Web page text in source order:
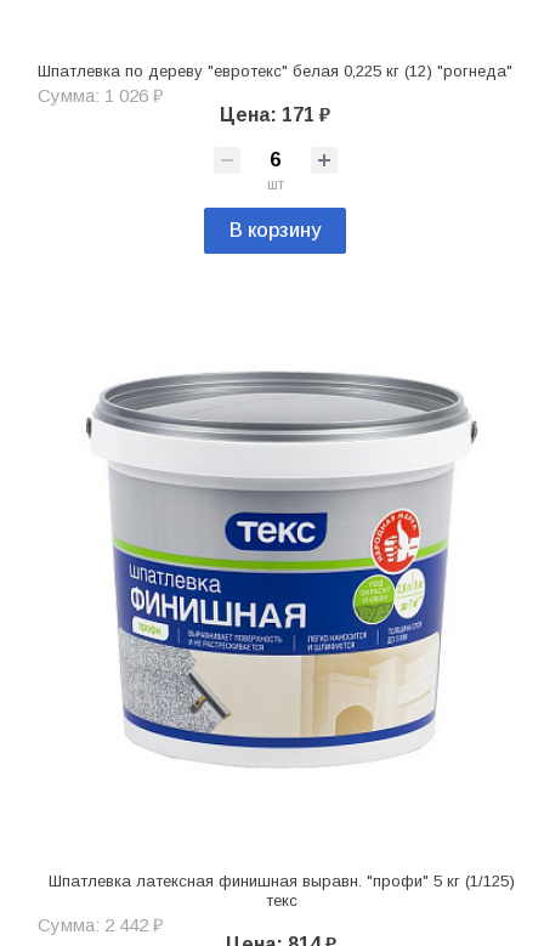
Шпатлевка по дереву "евротекс" белая 0,225 кг (12) "рогнеда"
Сумма: 1 026 ₽
Цена: 171 ₽
шт
В корзину
Шпатлевка латексная финишная выравн. "профи" 5 кг (1/125)
текс
Сумма: 2 442 ₽